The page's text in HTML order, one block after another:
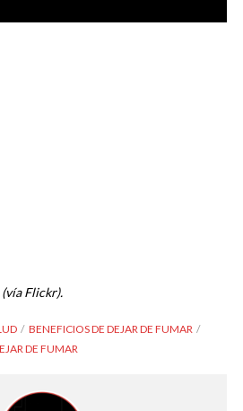
(vía Flickr).
BENEFICIOS DE DEJAR DE FUMAR
DE FUMAR